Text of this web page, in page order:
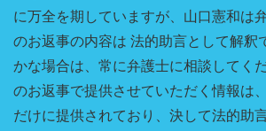
に万全を期していますが、山口憲和は
のお返事の内容は 法的助言として解釈
かな場合は、常に弁護士に相談してく
のお返事で提供させていただく情報は
だけに提供されており、決して法的助